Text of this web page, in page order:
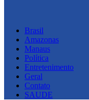
Brasil
Amazonas
Manaus
Política
Entretenimento
Geral
Contato
SAUDE